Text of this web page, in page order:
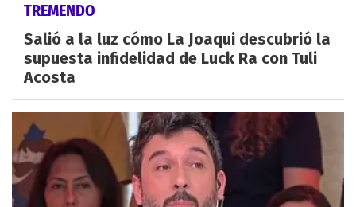
TREMENDO
Salió a la luz cómo La Joaqui descubrió la
supuesta infidelidad de Luck Ra con Tuli
Acosta